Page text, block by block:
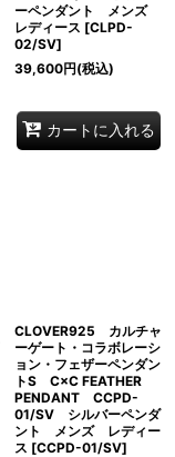
ーペンダント メンズ
レディース [CLPD-
02/SV]
39,600円(税込)
カートに入れる
CLOVER925 カルチャ
ーゲート・コラボレーシ
ョン・フェザーペンダン
トS C×C FEATHER
PENDANT CCPD-
01/SV シルバーペンダ
ント メンズ レディー
ス [CCPD-01/SV]